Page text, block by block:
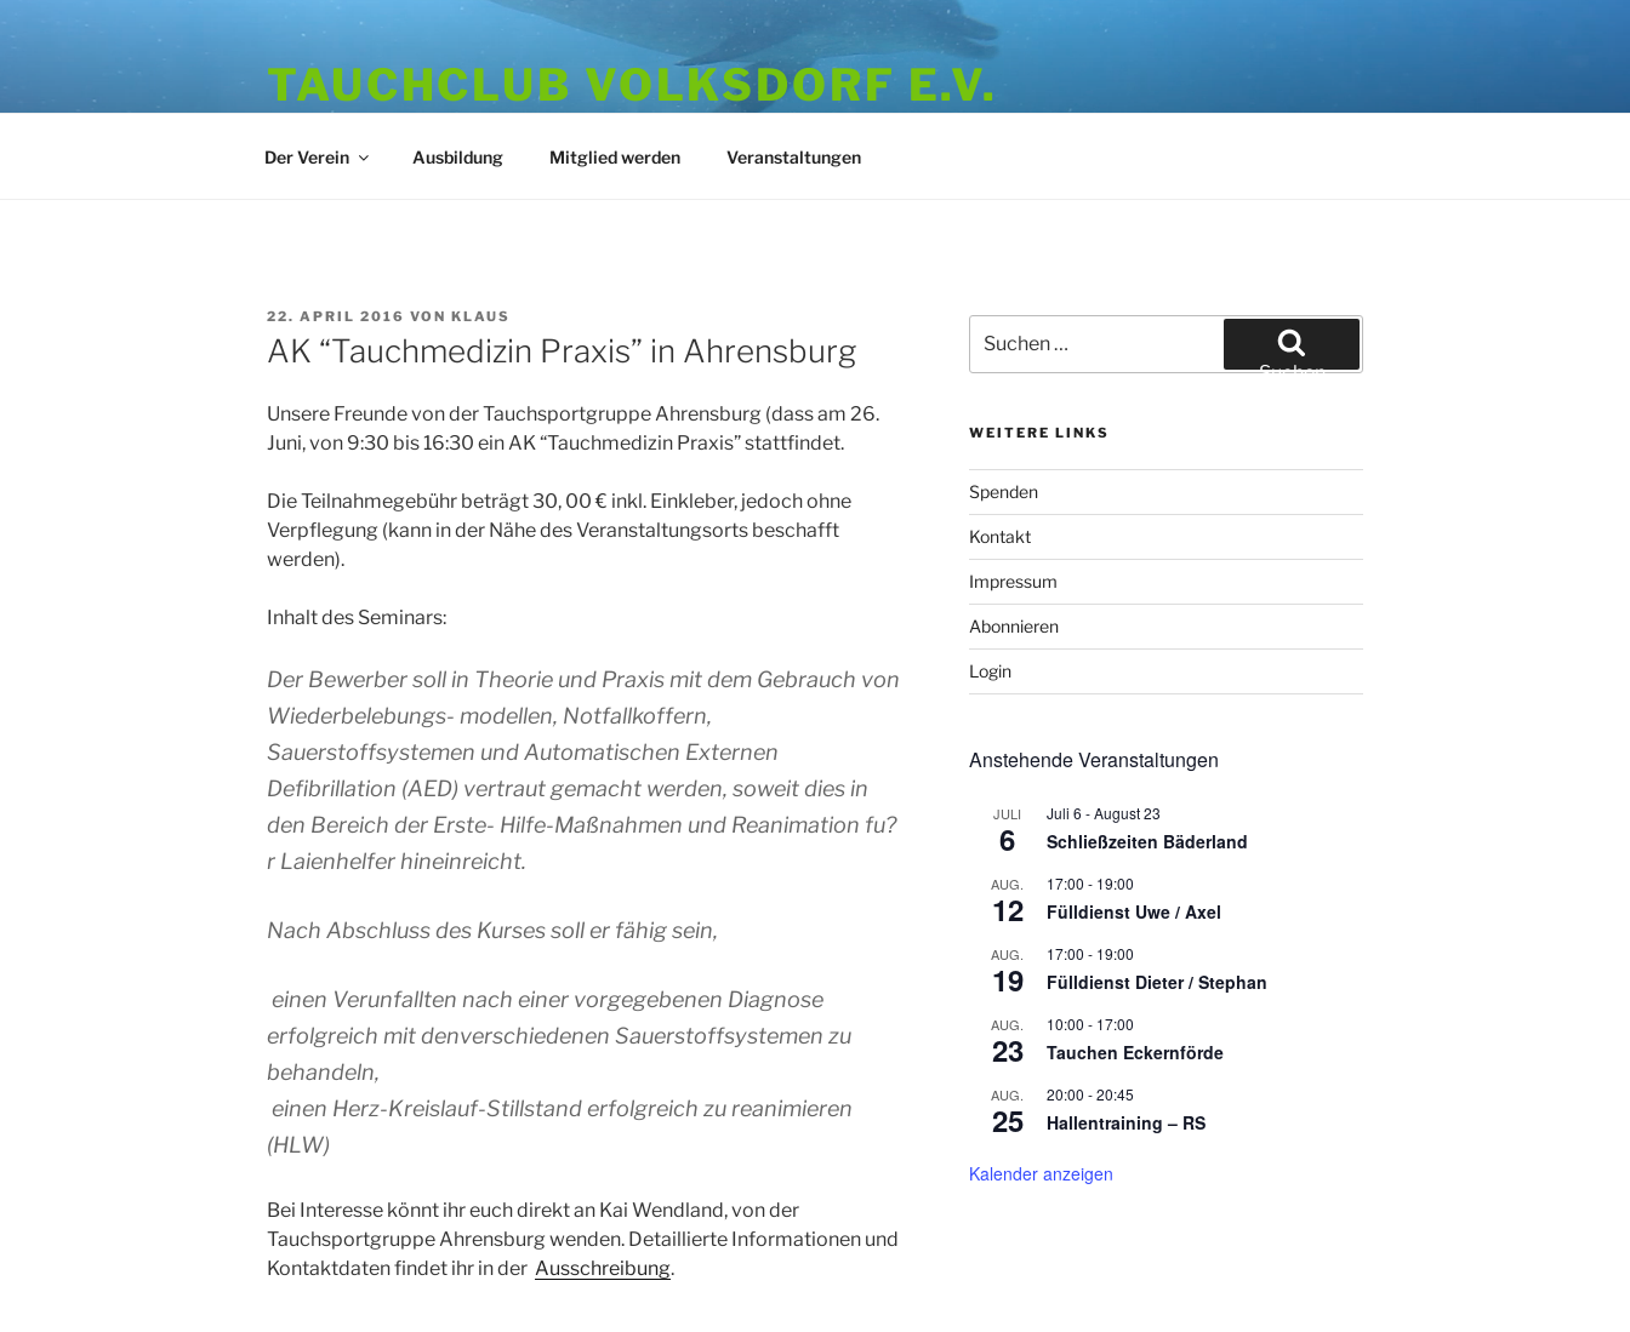
TAUCHCLUB VOLKSDORF E.V.
Der Verein Ausbildung Mitglied werden Veranstaltungen
VERÖFFENTLICHT
AM
22. APRIL 2016 VON KLAUS
AK “Tauchmedizin Praxis” in Ahrensburg
Unsere Freunde von der Tauchsportgruppe Ahrensburg (dass am 26.
Juni, von 9:30 bis 16:30 ein AK “Tauchmedizin Praxis” stattfindet.
Die Teilnahmegebühr beträgt 30, 00 € inkl. Einkleber, jedoch ohne
Verpflegung (kann in der Nähe des Veranstaltungsorts beschafft
werden).
Inhalt des Seminars:
Der Bewerber soll in Theorie und Praxis mit dem Gebrauch von
Wiederbelebungs- modellen, Notfallkoffern,
Sauerstoffsystemen und Automatischen Externen
Defibrillation (AED) vertraut gemacht werden, soweit dies in
den Bereich der Erste- Hilfe-Maßnahmen und Reanimation fu?
r Laienhelfer hineinreicht.
Nach Abschluss des Kurses soll er fähig sein,
einen Verunfallten nach einer vorgegebenen Diagnose
erfolgreich mit denverschiedenen Sauerstoffsystemen zu
behandeln,
einen Herz-Kreislauf-Stillstand erfolgreich zu reanimieren
(HLW)
Bei Interesse könnt ihr euch direkt an Kai Wendland, von der
Tauchsportgruppe Ahrensburg wenden. Detaillierte Informationen und
Kontaktdaten findet ihr in der Ausschreibung.
nach:
Suchen
WEITERE LINKS
Spenden
Kontakt
Impressum
Abonnieren
Login
Anstehende Veranstaltungen
JULI
6
Juli 6 -August 23
Schließzeiten Bäderland
AUG.
12
17:00 - 19:00
Fülldienst Uwe / Axel
AUG.
19
17:00 - 19:00
Fülldienst Dieter / Stephan
AUG.
23
10:00 - 17:00
Tauchen Eckernförde
AUG.
25
20:00 -20:45
Hallentraining – RS
Kalender anzeigen